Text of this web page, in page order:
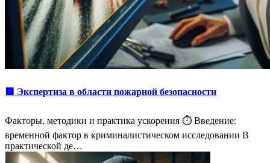
🟥 Экспертиза в области пожарной безопасности
Факторы, методики и практика ускорения ⏱️ Введение:
временной фактор в криминалистическом исследовании В
практической де…